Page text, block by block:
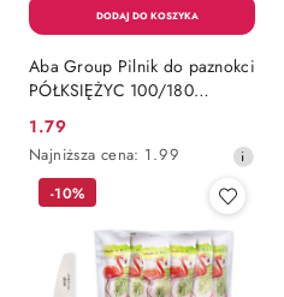
Aba Group Pilnik do paznokci
PÓŁKSIĘŻYC 100/180
STANDARD - RETRO 1SZT.
Cena
promocyjna:
1.79
Najniższa
cena
przed
obniżką
Najniższa cena: 1.99
-10%